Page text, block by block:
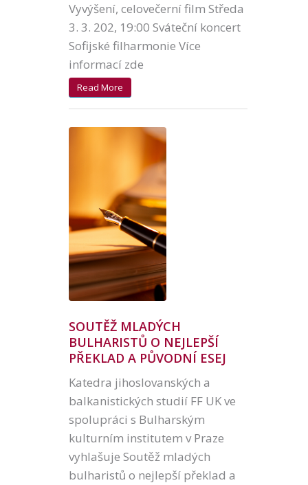
Vyvýšení, celovečerní film Středa
3. 3. 202, 19:00 Sváteční koncert
Sofijské filharmonie Více
informací zde
Read More
SOUTĚŽ MLADÝCH
BULHARISTŮ O NEJLEPŠÍ
PŘEKLAD A PŮVODNÍ ESEJ
Katedra jihoslovanských a
balkanistických studií FF UK ve
spolupráci s Bulharským
kulturním institutem v Praze
vyhlašuje Soutěž mladých
bulharistů o nejlepší překlad a